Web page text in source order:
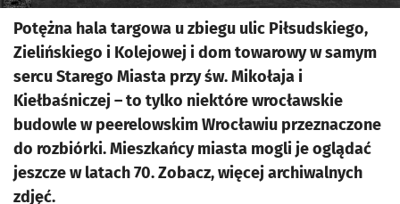
Potężna hala targowa u zbiegu ulic Piłsudskiego,
Zielińskiego i Kolejowej i dom towarowy w samym
sercu Starego Miasta przy św. Mikołaja i
Kiełbaśniczej – to tylko niektóre wrocławskie
budowle w peerelowskim Wrocławiu przeznaczone
do rozbiórki. Mieszkańcy miasta mogli je oglądać
jeszcze w latach 70. Zobacz, więcej archiwalnych
zdjęć.